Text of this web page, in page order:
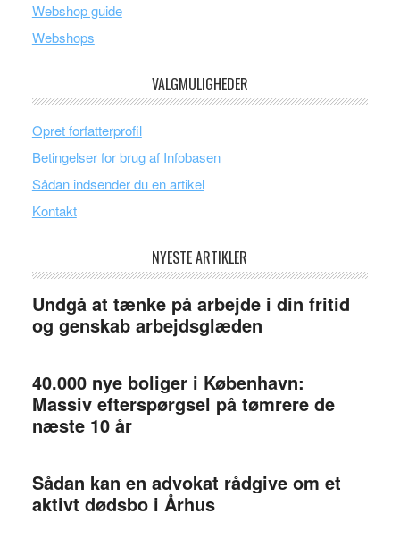
Webshop guide
Webshops
VALGMULIGHEDER
Opret forfatterprofil
Betingelser for brug af Infobasen
Sådan indsender du en artikel
Kontakt
NYESTE ARTIKLER
Undgå at tænke på arbejde i din fritid
og genskab arbejdsglæden
40.000 nye boliger i København:
Massiv efterspørgsel på tømrere de
næste 10 år
Sådan kan en advokat rådgive om et
aktivt dødsbo i Århus